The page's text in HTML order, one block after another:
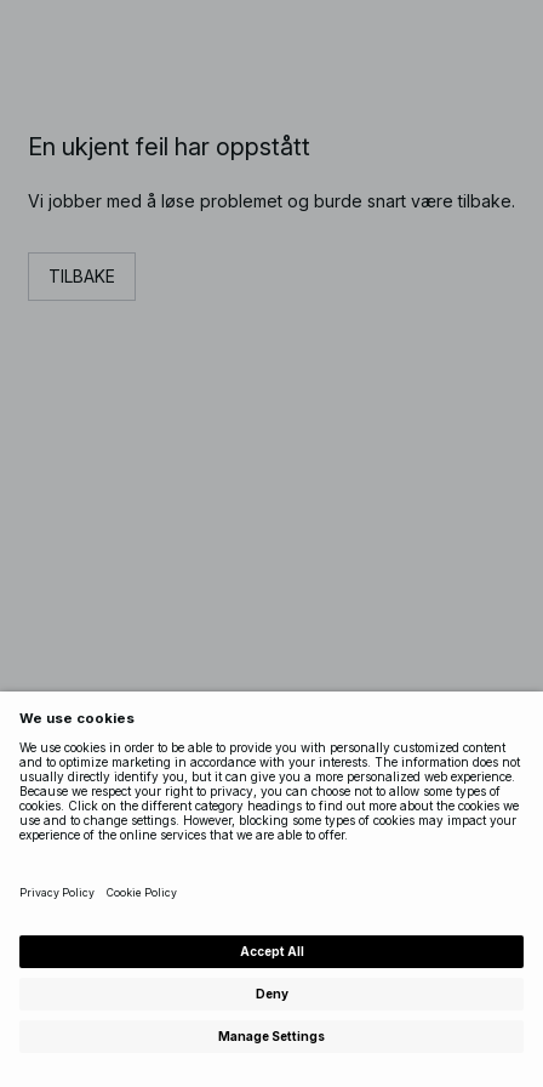
En ukjent feil har oppstått
Vi jobber med å løse problemet og burde snart være tilbake.
TILBAKE